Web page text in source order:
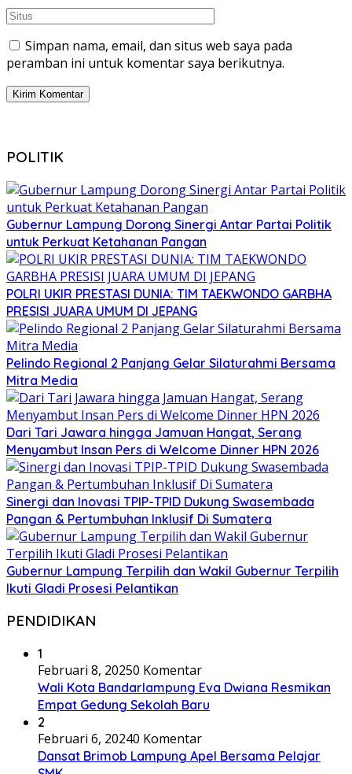
Simpan nama, email, dan situs web saya pada
peramban ini untuk komentar saya berikutnya.
POLITIK
Gubernur Lampung Dorong Sinergi Antar Partai Politik
untuk Perkuat Ketahanan Pangan
POLRI UKIR PRESTASI DUNIA: TIM TAEKWONDO GARBHA
PRESISI JUARA UMUM DI JEPANG
Pelindo Regional 2 Panjang Gelar Silaturahmi Bersama
Mitra Media
Dari Tari Jawara hingga Jamuan Hangat, Serang
Menyambut Insan Pers di Welcome Dinner HPN 2026
Sinergi dan Inovasi TPIP-TPID Dukung Swasembada
Pangan & Pertumbuhan Inklusif Di Sumatera
Gubernur Lampung Terpilih dan Wakil Gubernur Terpilih
Ikuti Gladi Prosesi Pelantikan
PENDIDIKAN
1
Februari 8, 20250 Komentar
Wali Kota Bandarlampung Eva Dwiana Resmikan
Empat Gedung Sekolah Baru
2
Februari 6, 20240 Komentar
Dansat Brimob Lampung Apel Bersama Pelajar